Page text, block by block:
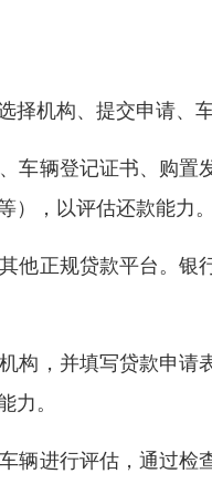
机构、提交申请、
车辆登记证书、购
，以评估还款能力。
他正规贷款平台。
构，并填写贷款申
。
辆进行评估，通过